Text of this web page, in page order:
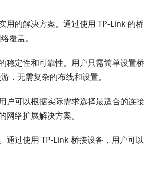
用的解决方案。通过使用 TP-Link 的桥
覆盖。
稳定性和可靠性。用户只需简单设置桥
，无需复杂的布线和设置。
户可以根据实际需求选择最适合的连接
络扩展解决方案。
通过使用 TP-Link 桥接设备，用户可以